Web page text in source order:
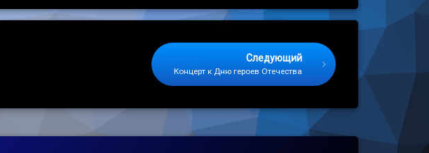
Следующий
Концерт к Дню героев Отечества